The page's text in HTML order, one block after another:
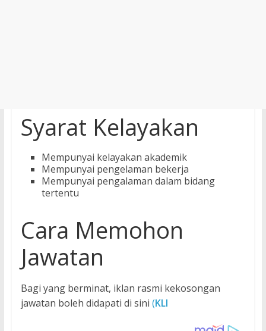
Syarat Kelayakan
Mempunyai kelayakan akademik
Mempunyai pengelaman bekerja
Mempunyai pengalaman dalam bidang
tertentu
Cara Memohon
Jawatan
Bagi yang berminat, iklan rasmi kekosongan
jawatan boleh didapati di sini (KLI